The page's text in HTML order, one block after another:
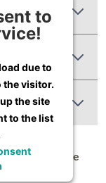
to
due to
the visitor.
the site
to the list
nähere